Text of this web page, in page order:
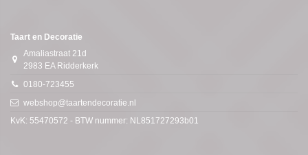
Taart en Decoratie
Amaliastraat 21d
2983 EA Ridderkerk
0180-723455
webshop@taartendecoratie.nl
KvK: 55470572 - BTW nummer: NL851727293b01